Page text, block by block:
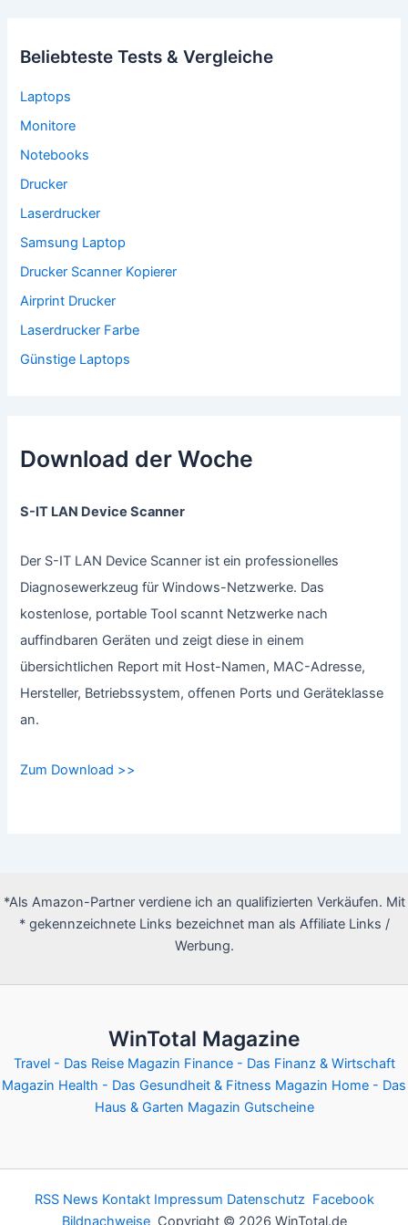
Beliebteste Tests & Vergleiche
Laptops
Monitore
Notebooks
Drucker
Laserdrucker
Samsung Laptop
Drucker Scanner Kopierer
Airprint Drucker
Laserdrucker Farbe
Günstige Laptops
Download der Woche
S-IT LAN Device Scanner
Der S-IT LAN Device Scanner ist ein professionelles
Diagnosewerkzeug für Windows-Netzwerke. Das
kostenlose, portable Tool scannt Netzwerke nach
auffindbaren Geräten und zeigt diese in einem
übersichtlichen Report mit Host-Namen, MAC-Adresse,
Hersteller, Betriebssystem, offenen Ports und Geräteklasse
an.
Zum Download >>
*Als Amazon-Partner verdiene ich an qualifizierten Verkäufen. Mit
* gekennzeichnete Links bezeichnet man als Affiliate Links /
Werbung.
WinTotal Magazine
Travel - Das Reise Magazin Finance - Das Finanz & Wirtschaft
Magazin Health - Das Gesundheit & Fitness Magazin Home - Das
Haus & Garten Magazin Gutscheine
RSS News Kontakt Impressum Datenschutz Facebook
BildnachweiseCopyright © 2026 WinTotal.de